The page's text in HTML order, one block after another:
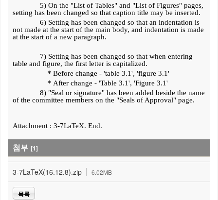
5) On the "List of Tables" and "List of Figures" pages,
setting has been changed so that caption title may be inserted.
6) Setting has been changed so that an indentation is
not made at the start of the main body, and indentation is made
at the start of a new paragraph.
7) Setting has been changed so that when entering
table and figure, the first letter is capitalized.
＊ Before change - 'table 3.1', 'figure 3.1'
＊ After change - 'Table 3.1', 'Figure 3.1'
8) "Seal or signature" has been added beside the name
of the committee members on the "Seals of Approval" page.
Attachment : 3-7LaTeX. End.
첨부 [1]
3-7LaTeX(16.12.8).zip 6.02MB
목록